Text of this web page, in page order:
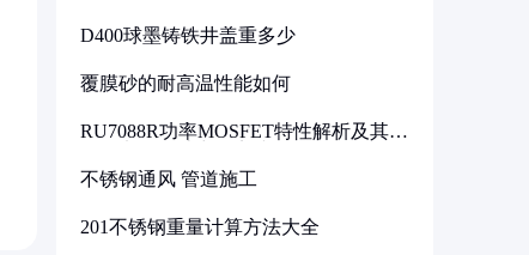
D400球墨铸铁井盖重多少
覆膜砂的耐高温性能如何
RU7088R功率MOSFET特性解析及其在
不锈钢通风 管道施工
201不锈钢重量计算方法大全